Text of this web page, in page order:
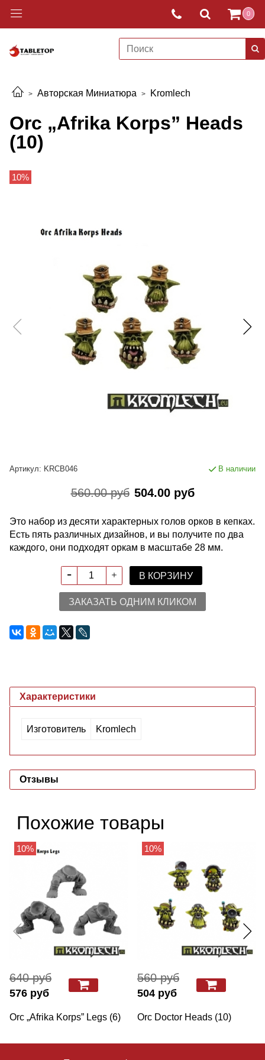
0
Авторская Миниатюра Kromlech
Orc „Afrika Korps” Heads
(10)
10%
Артикул: KRCB046 В наличии
560.00 руб 504.00 руб
Это набор из десяти характерных голов орков в кепках.
Есть пять различных дизайнов, и вы получите по два
каждого, они подходят оркам в масштабе 28 мм.
В КОРЗИНУ
ЗАКАЗАТЬ ОДНИМ КЛИКОМ
Характеристики
Изготовитель Kromlech
Отзывы
Похожие товары
10%
640 руб
576 руб
Orc „Afrika Korps” Legs (6)
10%
560 руб
504 руб
Orc Doctor Heads (10)